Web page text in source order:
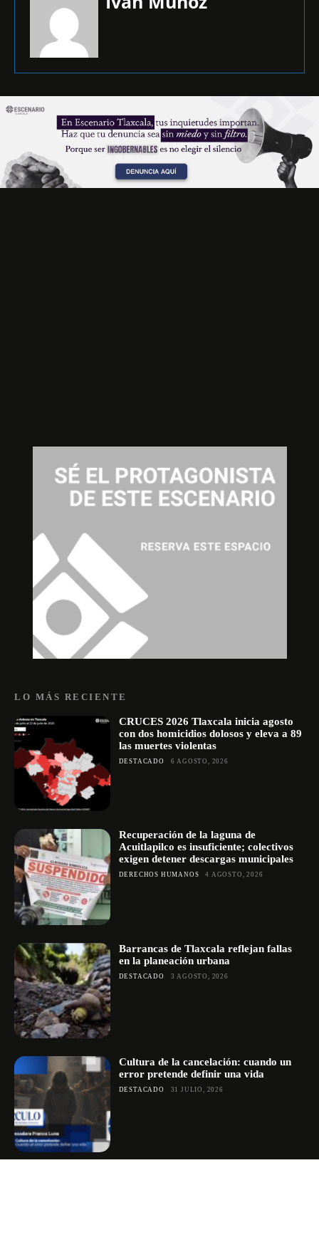
LO MÁS RECIENTE
CRUCES 2026 Tlaxcala inicia agosto
con dos homicidios dolosos y eleva a 89
las muertes violentas
DESTACADO 6 AGOSTO, 2026
Recuperación de la laguna de
Acuitlapilco es insuficiente; colectivos
exigen detener descargas municipales
DERECHOS HUMANOS 4 AGOSTO, 2026
Barrancas de Tlaxcala reflejan fallas
en la planeación urbana
DESTACADO 3 AGOSTO, 2026
Cultura de la cancelación: cuando un
error pretende definir una vida
DESTACADO 31 JULIO, 2026